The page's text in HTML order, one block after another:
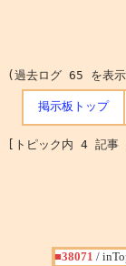
(過去ログ 65 を表
掲示板トップ
[トピック内 4
■38071 /